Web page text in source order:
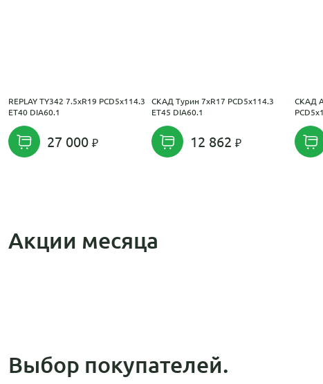
REPLAY TY342 7.5xR19 PCD5x114.3
ET40 DIA60.1
27 000
СКАД Турин 7xR17 PCD5x114.3
ET45 DIA60.1
12 862
СКАД
Акции месяца
Выбор покупателей.